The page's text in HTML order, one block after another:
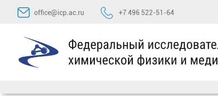
Перейти
содержимому
office@icp.ac.ru +7 496 522-51-64